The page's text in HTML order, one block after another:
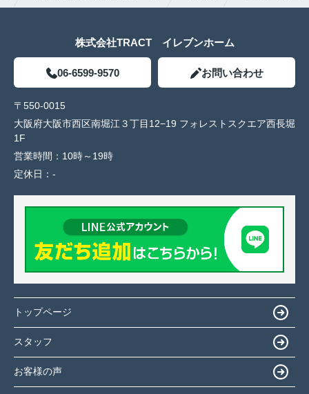
株式会社TRACT イレブンホーム
06-6599-9570 お問い合わせ
〒550-0015
大阪府大阪市西区南堀江３丁目12−19 フォレストスクエア西長堀
1F
営業時間： 10時～19時
定休日： -
トップページ
スタッフ
お客様の声